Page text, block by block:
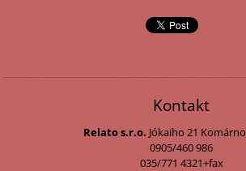
Kontakt
Relato s.r.o. Jókaiho 21 Komárno
0905/460 986
035/771 4321+fax